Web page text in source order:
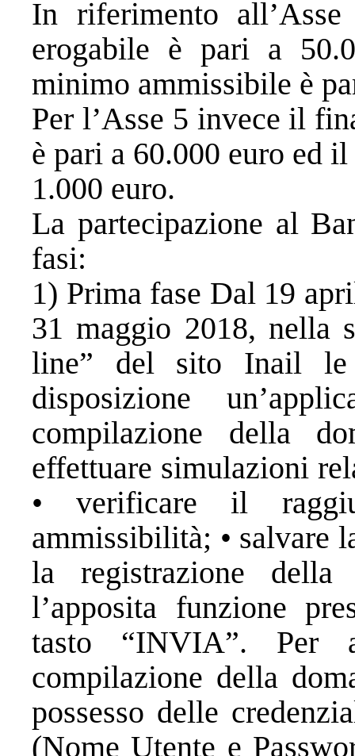
In riferimento
erogabile è pari a
minimo ammissibile è
Per l’Asse 5 invece il
è pari a 60.000 euro ed
1.000 euro.
La partecipazione al
fasi:
1) Prima fase Dal 19
31 maggio 2018, nella
line” del sito Inail le
disposizione
compilazione della
effettuare simulazioni
• verificare il
ammissibilità; • salvare
la registrazione della
l’apposita funzione
tasto “INVIA”. Per
compilazione della
possesso delle
(Nome Utente e